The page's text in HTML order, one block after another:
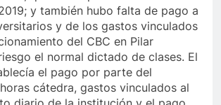
y también hubo falta de pago a
y de los gastos vinculados
del CBC en Pilar
el normal dictado de clases. El
el pago por parte del
cátedra, gastos vinculados al